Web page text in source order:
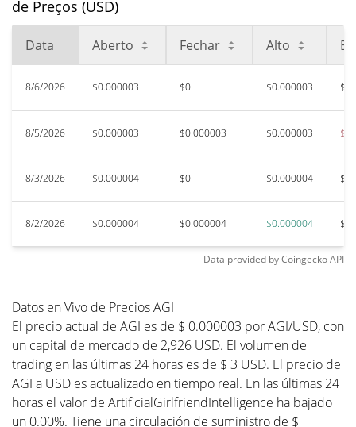
de Preços (USD)
Data Aberto Fechar Alto
8/6/2026 $0.000003 $0 $0.000003
8/5/2026 $0.000003 $0.000003 $0.000003
8/3/2026 $0.000004 $0 $0.000004
8/2/2026 $0.000004 $0.000004 $0.000004
Data provided byCoingeckoAPI
Datos en Vivo de Precios AGI
El precio actual de AGI es de $ 0.000003 por AGI/USD, con
un capital de mercado de 2,926 USD. El volumen de
trading en las últimas 24 horas es de $ 3 USD. El precio de
AGI a USD es actualizado en tiempo real. En las últimas 24
horas el valor de ArtificialGirlfriendIntelligence ha bajado
un 0.00%. Tiene una circulación de suministro de $